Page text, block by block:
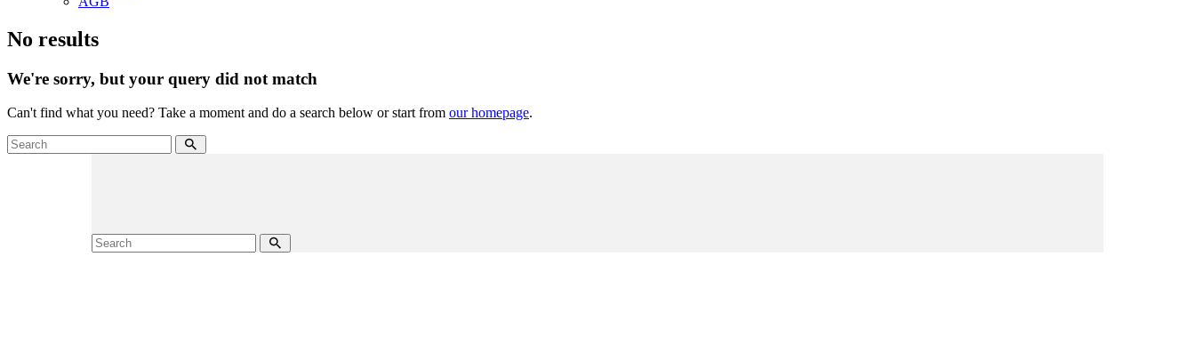
No results
We're sorry, but your query did not match
Can't find what you need? Take a moment and do a search below or start from our homepage.